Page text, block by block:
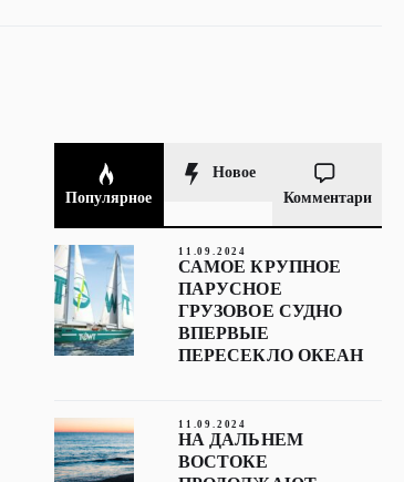
Популярное
Новое
Комментари
11.09.2024
САМОЕ КРУПНОЕ
ПАРУСНОЕ
ГРУЗОВОЕ СУДНО
ВПЕРВЫЕ
ПЕРЕСЕКЛО ОКЕАН
11.09.2024
НА ДАЛЬНЕМ
ВОСТОКЕ